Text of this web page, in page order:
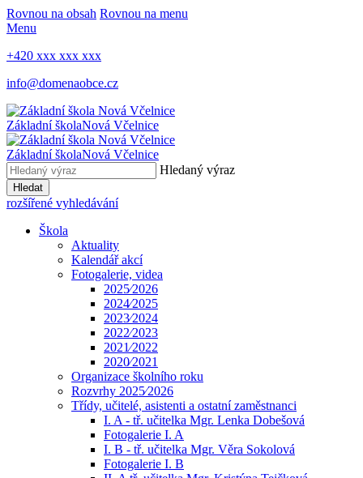
Rovnou na obsah Rovnou na menu
Menu
+420 xxx xxx xxx
info@domenaobce.cz
Základní školaNová Včelnice
Základní školaNová Včelnice
Hledaný výraz
Hledat
rozšířené vyhledávání
Škola
Aktuality
Kalendář akcí
Fotogalerie, videa
2025⁄2026
2024⁄2025
2023⁄2024
2022⁄2023
2021⁄2022
2020⁄2021
Organizace školního roku
Rozvrhy 2025⁄2026
Třídy, učitelé, asistenti a ostatní zaměstnanci
I. A - tř. učitelka Mgr. Lenka Dobešová
Fotogalerie I. A
I. B - tř. učitelka Mgr. Věra Sokolová
Fotogalerie I. B